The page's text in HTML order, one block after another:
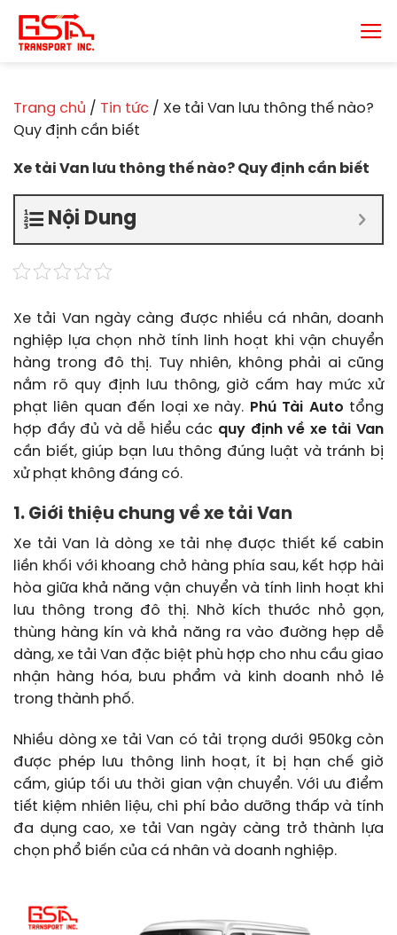
đến
nội
Trang chủ / Tin tức / Xe tải Van lưu thông thế nào?
Quy định cần biết
Xe tải Van lưu thông thế nào? Quy định cần biết
Nội Dung
Xe tải Van ngày càng được nhiều cá nhân, doanh
nghiệp lựa chọn nhờ tính linh hoạt khi vận chuyển
hàng trong đô thị. Tuy nhiên, không phải ai cũng
nắm rõ quy định lưu thông, giờ cấm hay mức xử
phạt liên quan đến loại xe này. Phú Tài Auto tổng
hợp đầy đủ và dễ hiểu các quy định về xe tải Van
cần biết, giúp bạn lưu thông đúng luật và tránh bị
xử phạt không đáng có.
1. Giới thiệu chung về xe tải Van
Xe tải Van là dòng xe tải nhẹ được thiết kế cabin
liền khối với khoang chở hàng phía sau, kết hợp hài
hòa giữa khả năng vận chuyển và tính linh hoạt khi
lưu thông trong đô thị. Nhờ kích thước nhỏ gọn,
thùng hàng kín và khả năng ra vào đường hẹp dễ
dàng, xe tải Van đặc biệt phù hợp cho nhu cầu giao
nhận hàng hóa, bưu phẩm và kinh doanh nhỏ lẻ
trong thành phố.
Nhiều dòng xe tải Van có tải trọng dưới 950kg còn
được phép lưu thông linh hoạt, ít bị hạn chế giờ
cấm, giúp tối ưu thời gian vận chuyển. Với ưu điểm
tiết kiệm nhiên liệu, chi phí bảo dưỡng thấp và tính
đa dụng cao, xe tải Van ngày càng trở thành lựa
chọn phổ biến của cá nhân và doanh nghiệp.